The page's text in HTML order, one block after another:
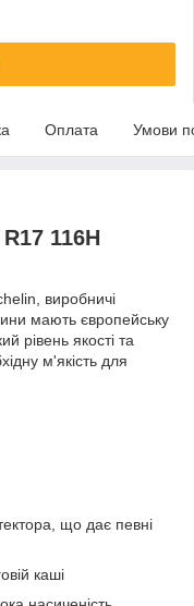
Оплата Умови
116H
виробничі
мають європейську
рівень якості та
м'якість для
що дає певні
каші